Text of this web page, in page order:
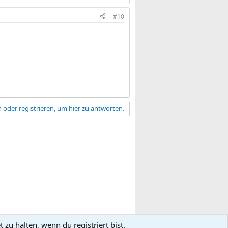
#10
oder registrieren, um hier zu antworten.
zu halten, wenn du registriert bist.